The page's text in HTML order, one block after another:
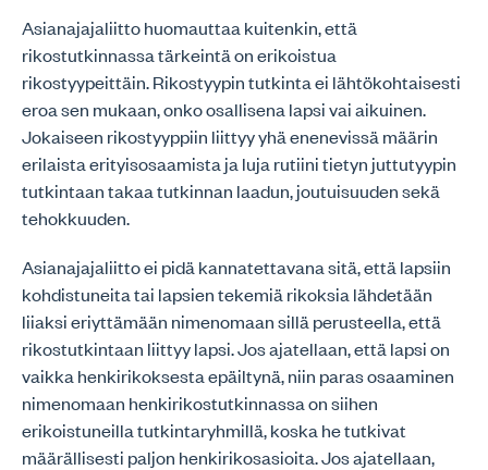
Asianajajaliitto huomauttaa kuitenkin, että
rikostutkinnassa tärkeintä on erikoistua
rikostyypeittäin. Rikostyypin tutkinta ei lähtökohtaisesti
eroa sen mukaan, onko osallisena lapsi vai aikuinen.
Jokaiseen rikostyyppiin liittyy yhä enenevissä määrin
erilaista erityisosaamista ja luja rutiini tietyn juttutyypin
tutkintaan takaa tutkinnan laadun, joutuisuuden sekä
tehokkuuden.
Asianajajaliitto ei pidä kannatettavana sitä, että lapsiin
kohdistuneita tai lapsien tekemiä rikoksia lähdetään
liiaksi eriyttämään nimenomaan sillä perusteella, että
rikostutkintaan liittyy lapsi. Jos ajatellaan, että lapsi on
vaikka henkirikoksesta epäiltynä, niin paras osaaminen
nimenomaan henkirikostutkinnassa on siihen
erikoistuneilla tutkintaryhmillä, koska he tutkivat
määrällisesti paljon henkirikosasioita. Jos ajatellaan,